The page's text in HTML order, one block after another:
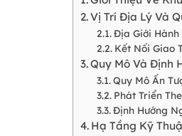
Vị Trí Địa Lý Và
Địa Giới Hành
Kết Nối Giao
Quy Mô Và Định
Quy Mô Ấn
Phát Triển
Định Hướng
Hạ Tầng Kỹ